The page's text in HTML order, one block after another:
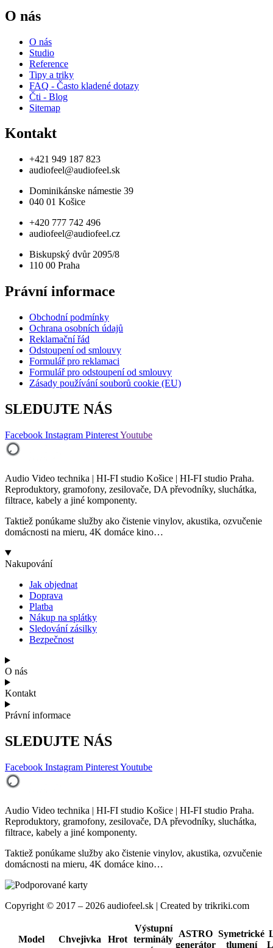
O nás
O nás
Studio
Reference
Tipy a triky
FAQ - Často kladené dotazy
Čti - Blog
Sitemap
Kontakt
+421 949 187 823
audiofeel@audiofeel.sk
Dominikánske námestie 39
040 01 Košice
+420 777 742 496
audiofeel@audiofeel.cz
Biskupský dvůr 2095/8
110 00 Praha
Právní informace
Obchodní podmínky
Ochrana osobních údajů
Reklamační řád
Odstoupení od smlouvy
Formulář pro reklamaci
Formulář pro odstoupení od smlouvy
Zásady používání souborů cookie (EU)
SLEDUJTE NÁS
Facebook Instagram PinterestYoutube
Audio Video technika | HI-FI studio Košice | HI-FI studio Praha.
Reproduktory, gramofony, zesilovače, DA převodníky, sluchátka,
filtrace, kabely a jiné komponenty.
Taktiež ponúkame služby ako čistenie vinylov, akustika, ozvučenie
domácnosti na mieru, 4K domáce kino…
Nakupování
Jak objednat
Doprava
Platba
Nákup na splátky
Sledování zásilky
Bezpečnost
O nás
Kontakt
Právní informace
SLEDUJTE NÁS
Facebook Instagram PinterestYoutube
Audio Video technika | HI-FI studio Košice | HI-FI studio Praha.
Reproduktory, gramofony, zesilovače, DA převodníky, sluchátka,
filtrace, kabely a jiné komponenty.
Taktiež ponúkame služby ako čistenie vinylov, akustika, ozvučenie
domácnosti na mieru, 4K domáce kino…
Copyright © 2017 – 2026 audiofeel.sk | Created by trikriki.com
Model Chvejivka Hrot
Výstupní
terminály
ASTRO
generátor
Symetrické
tlumení